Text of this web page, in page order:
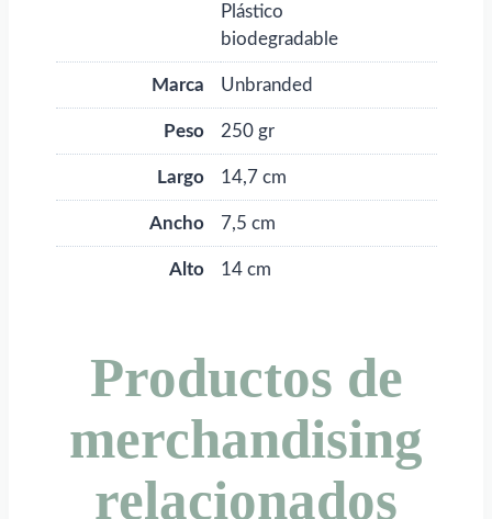
Plástico
biodegradable
Marca Unbranded
Peso 250 gr
Largo 14,7 cm
Ancho 7,5 cm
Alto 14 cm
Productos de
merchandising
relacionados